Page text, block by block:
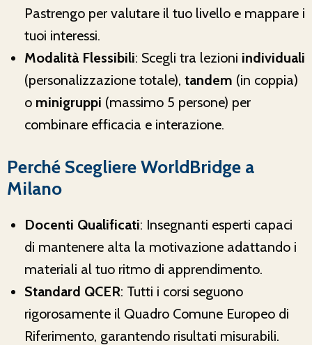
Pastrengo per valutare il tuo livello e mappare i
tuoi interessi.
Modalità Flessibili: Scegli tra lezioni individuali
(personalizzazione totale), tandem (in coppia)
o minigruppi (massimo 5 persone) per
combinare efficacia e interazione.
Perché Scegliere WorldBridge a
Milano
Docenti Qualificati: Insegnanti esperti capaci
di mantenere alta la motivazione adattando i
materiali al tuo ritmo di apprendimento.
Standard QCER: Tutti i corsi seguono
rigorosamente il Quadro Comune Europeo di
Riferimento, garantendo risultati misurabili.